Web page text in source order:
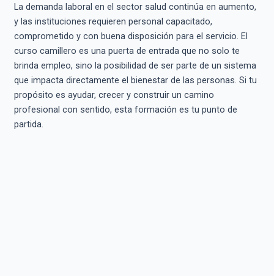
La demanda laboral en el sector salud continúa en aumento,
y las instituciones requieren personal capacitado,
comprometido y con buena disposición para el servicio. El
curso camillero es una puerta de entrada que no solo te
brinda empleo, sino la posibilidad de ser parte de un sistema
que impacta directamente el bienestar de las personas. Si tu
propósito es ayudar, crecer y construir un camino
profesional con sentido, esta formación es tu punto de
partida.